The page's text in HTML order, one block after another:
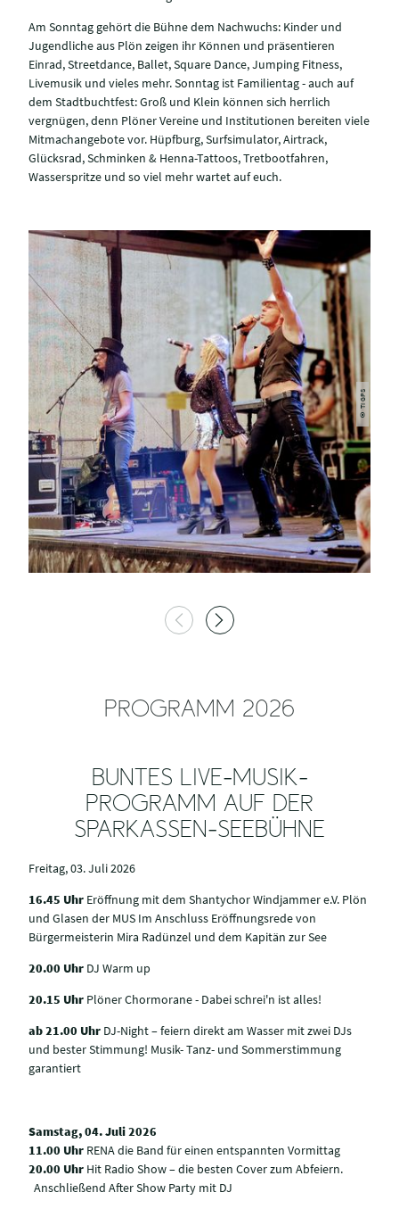
Am Sonntag gehört die Bühne dem Nachwuchs: Kinder und
Jugendliche aus Plön zeigen ihr Können und präsentieren
Einrad, Streetdance, Ballet, Square Dance, Jumping Fitness,
Livemusik und vieles mehr. Sonntag ist Familientag - auch auf
dem Stadtbuchtfest: Groß und Klein können sich herrlich
vergnügen, denn Plöner Vereine und Institutionen bereiten viele
Mitmachangebote vor. Hüpfburg, Surfsimulator, Airtrack,
Glücksrad, Schminken & Henna-Tattoos, Tretbootfahren,
Wasserspritze und so viel mehr wartet auf euch.
© TI GPS
PROGRAMM 2026
BUNTES LIVE-MUSIK-
PROGRAMM AUF DER
SPARKASSEN-SEEBÜHNE
Freitag, 03. Juli 2026
16.45 Uhr Eröffnung mit dem Shantychor Windjammer e.V. Plön
und Glasen der MUS Im Anschluss Eröffnungsrede von
Bürgermeisterin Mira Radünzel und dem Kapitän zur See
20.00 Uhr DJ Warm up
20.15 Uhr Plöner Chormorane - Dabei schrei'n ist alles!
ab 21.00 Uhr DJ-Night – feiern direkt am Wasser mit zwei DJs
und bester Stimmung! Musik- Tanz- und Sommerstimmung
garantiert
Samstag, 04. Juli 2026
11.00 Uhr RENA die Band für einen entspannten Vormittag
20.00 Uhr Hit Radio Show – die besten Cover zum Abfeiern.
Anschließend After Show Party mit DJ